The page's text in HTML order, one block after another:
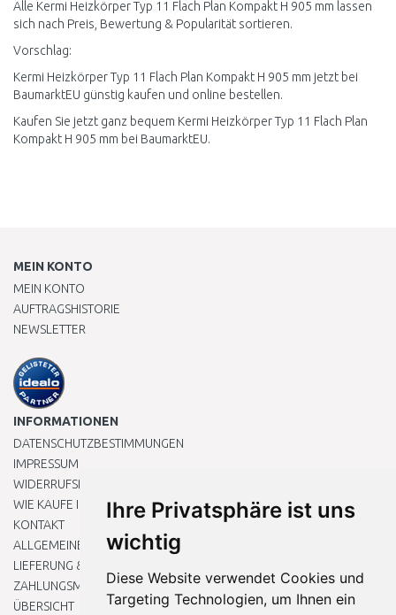
Ihre Privatsphäre ist uns
wichtig
Diese Website verwendet Cookies und
Targeting Technologien, um Ihnen ein
Alle Kermi Heizkörper Typ 11 Flach Plan Kompakt H 905 mm lassen
sich nach Preis, Bewertung & Popularität sortieren.
Vorschlag:
Kermi Heizkörper Typ 11 Flach Plan Kompakt H 905 mm jetzt bei
BaumarktEU günstig kaufen und online bestellen.
Kaufen Sie jetzt ganz bequem Kermi Heizkörper Typ 11 Flach Plan
Kompakt H 905 mm bei BaumarktEU.
MEIN KONTO
MEIN KONTO
AUFTRAGSHISTORIE
NEWSLETTER
INFORMATIONEN
DATENSCHUTZBESTIMMUNGEN
IMPRESSUM
WIDERRUFSRECHT
WIE KAUFE ICH EIN?
KONTAKT
ALLGEMEINEN GESCHÄFTSBEDINGUNGEN
LIEFERUNG & ZAHLUNG
ZAHLUNGSMETHODEN
ÜBERSICHT